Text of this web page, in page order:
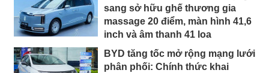
sang sở hữu ghế thương gia
massage 20 điểm, màn hình 41,6
inch và âm thanh 41 loa
BYD tăng tốc mở rộng mạng lưới
phân phối: Chính thức khai